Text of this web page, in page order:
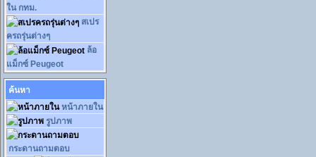
ใน กทม.
สเปร
ครถรุ่นต่างๆ
ล้อ
แม็กซ์ Peugeot
ค้นหา
หน้าภายใน
รูปภาพ
กระดานถามตอบ